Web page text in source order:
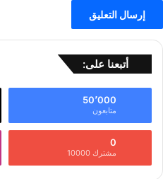
أتبعنا على:
50٬000
متابعون
0
مشترك 10000